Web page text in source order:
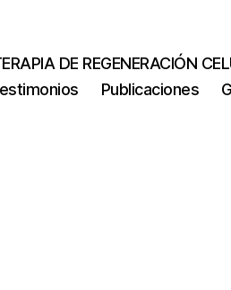
DE REGENERACIÓN
Publicaciones